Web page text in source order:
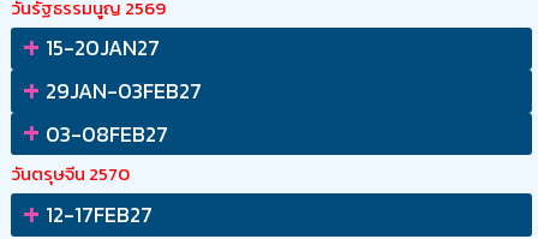
วันรัฐธรรมนูญ 2569
+ 15-20JAN27
+ 29JAN-03FEB27
+ 03-08FEB27
วันตรุษจีน 2570
+ 12-17FEB27